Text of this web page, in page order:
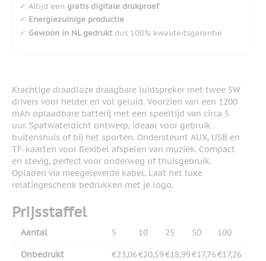
✔ Altijd een gratis digitale drukproef
✔ Energiezuinige productie
✔ Gewoon in NL gedruktdus 100% kwaliteitsgarantie
Krachtige draadloze draagbare luidspreker met twee 5W
drivers voor helder en vol geluid. Voorzien van een 1200
mAh oplaadbare batterij met een speeltijd van circa 5
uur. Spatwaterdicht ontwerp, ideaal voor gebruik
buitenshuis of bij het sporten. Ondersteunt AUX, USB en
TF-kaarten voor flexibel afspelen van muziek. Compact
en stevig, perfect voor onderweg of thuisgebruik.
Opladen via meegeleverde kabel. Laat het luxe
relatiegeschenk bedrukken met je logo.
Prijsstaffel
Aantal 5 10 25 50 100
Onbedrukt €23,06€20,59€18,99€17,76€17,26